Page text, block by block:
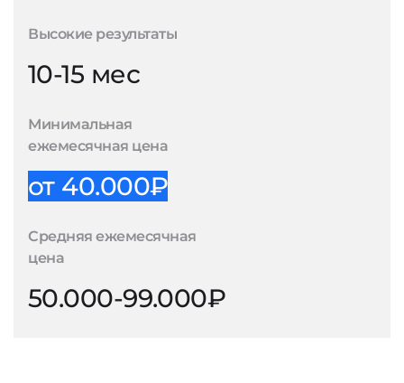
Высокие результаты
10-15 мес
Минимальная
ежемесячная цена
от 40.000₽
Средняя ежемесячная
цена
50.000-99.000₽